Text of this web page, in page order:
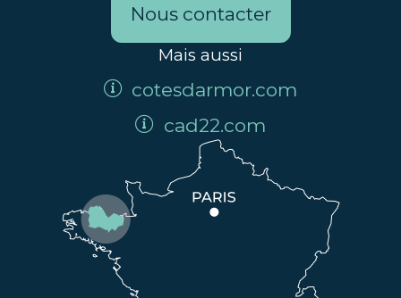
Nous contacter
Mais aussi
cotesdarmor.com
cad22.com